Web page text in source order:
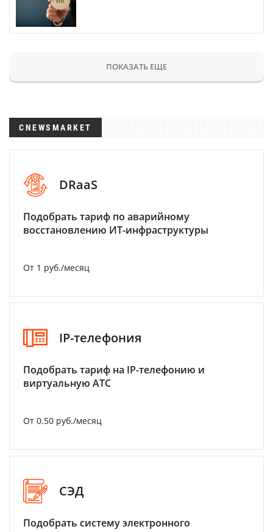
ПОКАЗАТЬ ЕЩЕ
CNEWSMARKET
DRaaS
Подобрать тариф по аварийному
восстановлению ИТ-инфраструктуры
От 1 руб./месяц
IP-телефония
Подобрать тариф на IP-телефонию и
виртуальную АТС
От 0.50 руб./месяц
СЭД
Подобрать систему электронного